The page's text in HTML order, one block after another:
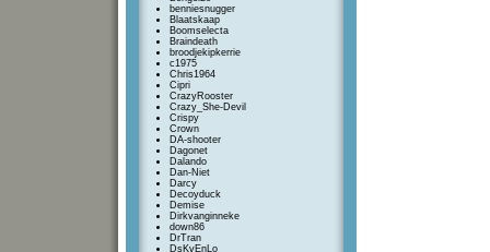
benniesnugger
Blaatskaap
Boomselecta
Braindeath
broodjekipkerrie
c1975
Chris1964
Cipri
CrazyRooster
Crazy_She-Devil
Crispy
Crown
DA-shooter
Dagonet
Dalando
Dan-Niet
Darcy
Decoyduck
Demise
Dirkvanginneke
down86
DrTran
DsKvEnLo